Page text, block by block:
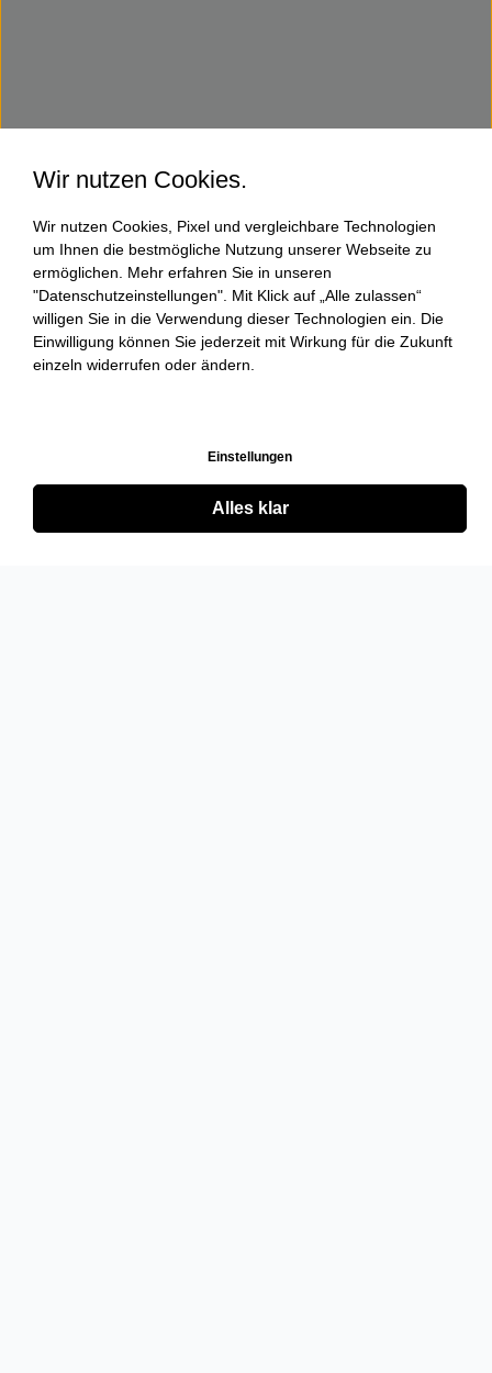
Wir nutzen Cookies.
Wir nutzen Cookies, Pixel und vergleichbare Technologien
um Ihnen die bestmögliche Nutzung unserer Webseite zu
ermöglichen. Mehr erfahren Sie in unseren
"Datenschutzeinstellungen". Mit Klick auf „Alle zulassen“
willigen Sie in die Verwendung dieser Technologien ein. Die
Einwilligung können Sie jederzeit mit Wirkung für die Zukunft
einzeln widerrufen oder ändern.
Einstellungen
Alles klar